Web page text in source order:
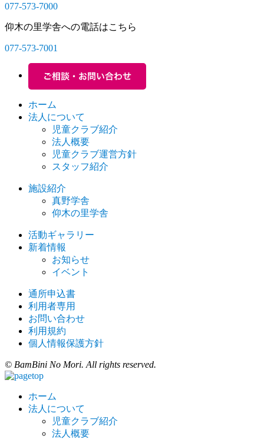
077-573-7000
仰木の里学舎への電話はこちら
077-573-7001
ホーム
法人について
児童クラブ紹介
法人概要
児童クラブ運営方針
スタッフ紹介
施設紹介
真野学舎
仰木の里学舎
活動ギャラリー
新着情報
お知らせ
イベント
通所申込書
利用者専用
お問い合わせ
利用規約
個人情報保護方針
© BamBini No Mori. All rights reserved.
ホーム
法人について
児童クラブ紹介
法人概要